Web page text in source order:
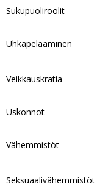
Sukupuoliroolit
Uhkapelaaminen
Veikkauskratia
Uskonnot
Vähemmistöt
Seksuaalivähemmistöt